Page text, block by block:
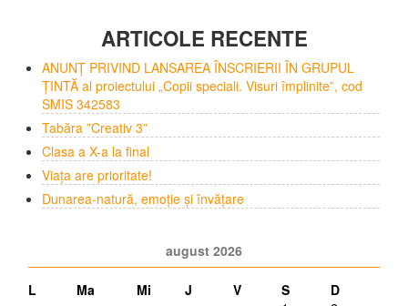
ARTICOLE RECENTE
ANUNȚ PRIVIND LANSAREA ÎNSCRIERII ÎN GRUPUL
ȚINTĂ al proiectului „Copii speciali. Visuri împlinite”, cod
SMIS 342583
Tabăra ”Creativ 3”
Clasa a X-a la final
Viața are prioritate!
Dunarea-natură, emoție și învățare
august 2026
L Ma Mi J V S
D